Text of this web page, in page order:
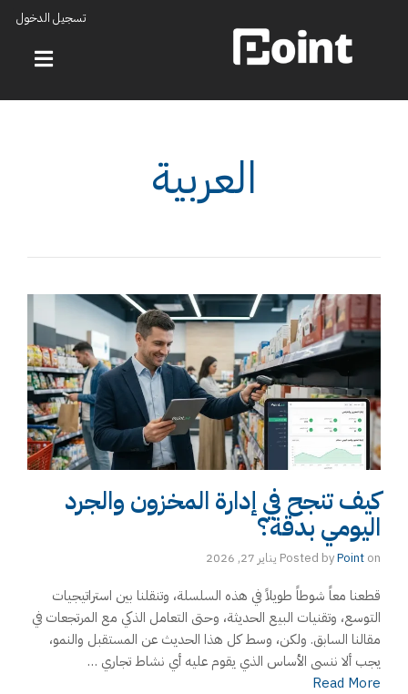
تسجيل الدخول
العربية
كيف تنجح في إدارة المخزون والجرد
اليومي بدقة؟
Posted byPoint on يناير 27, 2026
قطعنا معاً شوطاً طويلاً في هذه السلسلة، وتنقلنا بين استراتيجيات
التوسع، وتقنيات البيع الحديثة، وحتى التعامل الذكي مع المرتجعات في
مقالنا السابق. ولكن، وسط كل هذا الحديث عن المستقبل والنمو،
يجب ألا ننسى الأساس الذي يقوم عليه أي نشاط تجاري …
Read More